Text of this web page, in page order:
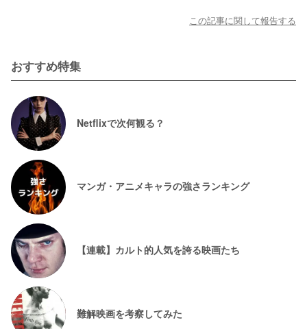
この記事に関して報告する
おすすめ特集
Netflixで次何観る？
マンガ・アニメキャラの強さランキング
【連載】カルト的人気を誇る映画たち
難解映画を考察してみた